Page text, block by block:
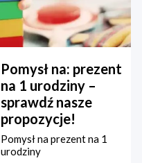
Pomysł na: prezent
na 1 urodziny –
sprawdź nasze
propozycje!
Pomysł na prezent na 1
urodziny